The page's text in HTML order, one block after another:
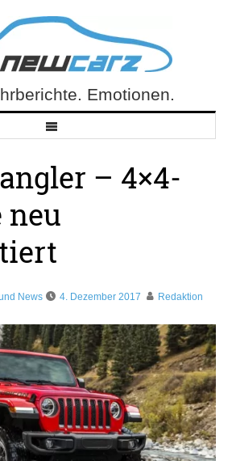
Emotionen.
– 4×4-
neu
News 4. Dezember 2017 Redaktion